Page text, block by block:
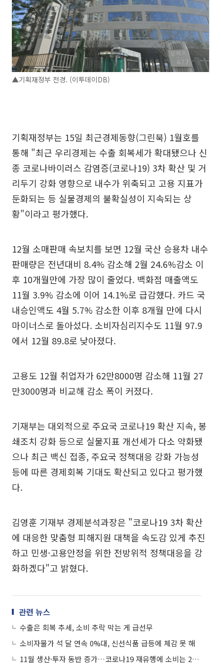
▲기획재정부 전경. (이투데이DB)
기획재정부는 15일 최근경제동향(그린북) 1월호를
통해 "최근 우리경제는 수출 회복세가 확대됐으나 신
종 코로나바이러스 감염증(코로나19) 3차 확산 및 거
리두기 강화 영향으로 내수가 위축되고 고용 지표가
둔화되는 등 실물경제의 불확실성이 지속되는 상
황"이라고 평가했다.
12월 소매판매 속보치를 보면 12월 국산 승용차 내수
판매량은 전년대비 8.4% 감소해 2월 24.6%감소 이
후 10개월만에 가장 많이 줄었다. 백화점 매출액도
11월 3.9% 감소에 이어 14.1%로 급감했다. 카드 국
내승인액도 4월 5.7% 감소한 이후 8개월 만에 다시
마이너스로 돌아섰다. 소비자심리지수도 11월 97.9
에서 12월 89.8로 낮아졌다.
고용도 12월 취업자가 62만8000명 감소해 11월 27
만3000명과 비교해 감소 폭이 커졌다.
기재부는 대외적으로 주요국 코로나19 확산 지속, 봉
쇄조치 강화 등으로 실물지표 개선세가 다소 약화됐
으나 최근 백신 접종, 주요국 정책대응 강화 가능성
등에 따른 경제회복 기대도 확산되고 있다고 평가했
다.
김영훈 기재부 경제분석과장은 "코로나19 3차 확산
에 대응한 맞춤형 피해지원 대책을 속도감 있게 추진
하고 민생·고용안정을 위한 전방위적 정책대응을 강
화하겠다"고 밝혔다.
관련 뉴스
수출은 회복 추세, 소비 추락 막는 게 급선무
소비자물가 석 달 연속 0%대, 신선식품 급등에 체감 못 해
11월 생산·투자 동반 증가…코로나19 재유행에 소비는 2개월째 감소